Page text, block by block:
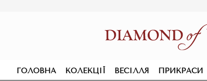
ГОЛОВНА КОЛЕКЦІЇ ВЕСІЛЛЯ ПРИКРАСИ